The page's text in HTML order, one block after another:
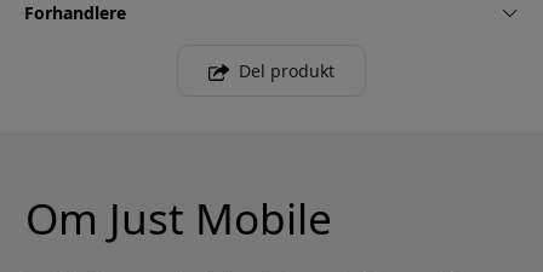
Forhandlere
Del produkt
Om Just Mobile